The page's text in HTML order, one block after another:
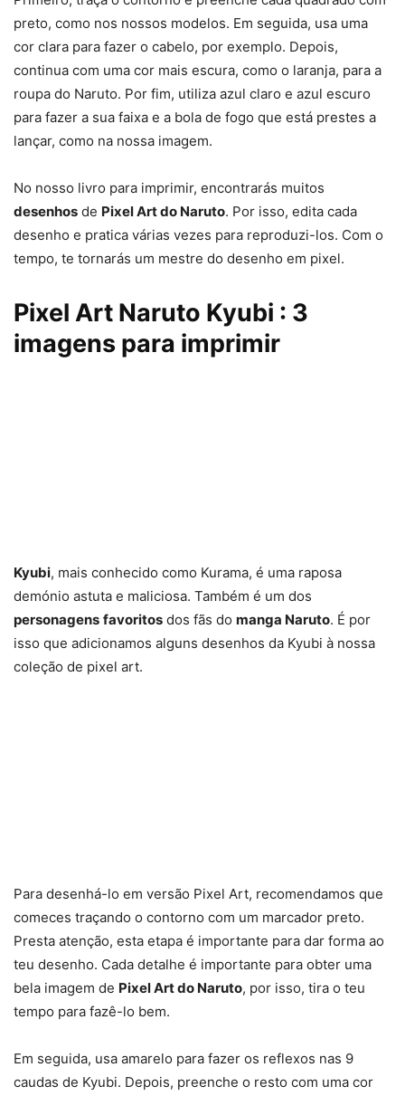
preto, como nos nossos modelos. Em seguida, usa uma
cor clara para fazer o cabelo, por exemplo. Depois,
continua com uma cor mais escura, como o laranja, para a
roupa do Naruto. Por fim, utiliza azul claro e azul escuro
para fazer a sua faixa e a bola de fogo que está prestes a
lançar, como na nossa imagem.
No nosso livro para imprimir, encontrarás muitos
desenhos de Pixel Art do Naruto. Por isso, edita cada
desenho e pratica várias vezes para reproduzi-los. Com o
tempo, te tornarás um mestre do desenho em pixel.
Pixel Art Naruto Kyubi : 3
imagens para imprimir
Kyubi, mais conhecido como Kurama, é uma raposa
demónio astuta e maliciosa. Também é um dos
personagens favoritos dos fãs do manga Naruto. É por
isso que adicionamos alguns desenhos da Kyubi à nossa
coleção de pixel art.
Para desenhá-lo em versão Pixel Art, recomendamos que
comeces traçando o contorno com um marcador preto.
Presta atenção, esta etapa é importante para dar forma ao
teu desenho. Cada detalhe é importante para obter uma
bela imagem de Pixel Art do Naruto, por isso, tira o teu
tempo para fazê-lo bem.
Em seguida, usa amarelo para fazer os reflexos nas 9
caudas de Kyubi. Depois, preenche o resto com uma cor